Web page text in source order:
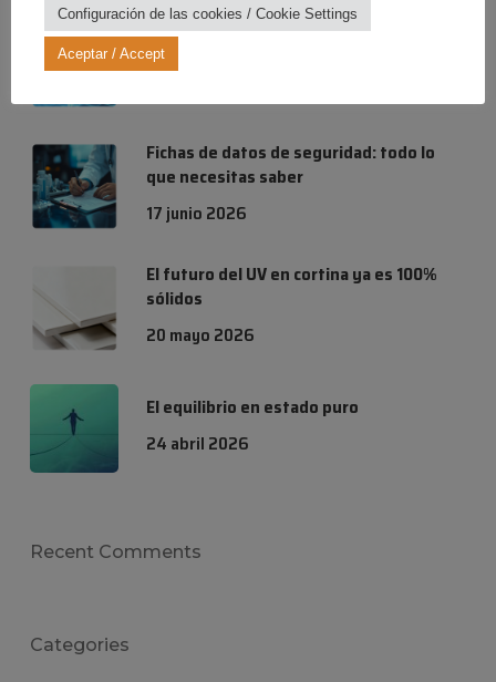
Verano Iris: ¡Diversión al máximo,
riesgos a cero!
Fichas de datos de seguridad: todo lo
que necesitas saber
17 junio 2026
El futuro del UV en cortina ya es 100%
sólidos
20 mayo 2026
El equilibrio en estado puro
24 abril 2026
Recent Comments
Categories
Configuración de las cookies / Cookie Settings
Aceptar / Accept